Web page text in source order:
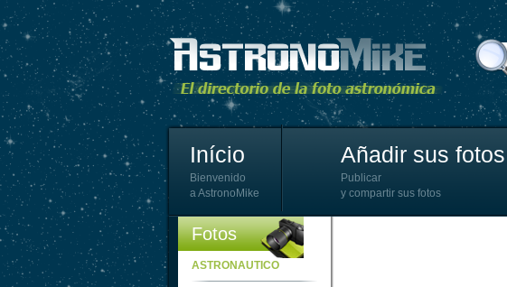
Início
Bienvenido
a AstronoMike
Añadir sus fotos
Publicar
y compartir sus fotos
Fotos
ASTRONAUTICO